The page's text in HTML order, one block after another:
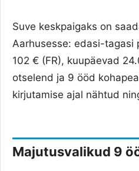
Suve keskpaigaks on
Aarhusesse: edasi-tagasi
102 € (FR), kuupäevad
otselend ja 9 ööd
kirjutamise ajal nähtud
Majutusvalikud 9